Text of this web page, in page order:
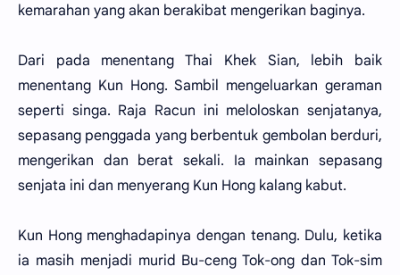
kemarahan yang akan berakibat mengerikan baginya.
Dari pada menentang Thai Khek Sian, lebih baik
menentang Kun Hong. Sambil mengeluarkan geraman
seperti singa. Raja Racun ini meloloskan senjatanya,
sepasang penggada yang berbentuk gembolan berduri,
mengerikan dan berat sekali. Ia mainkan sepasang
senjata ini dan menyerang Kun Hong kalang kabut.
Kun Hong menghadapinya dengan tenang. Dulu, ketika
ia masih menjadi murid Bu-ceng Tok-ong dan Tok-sim